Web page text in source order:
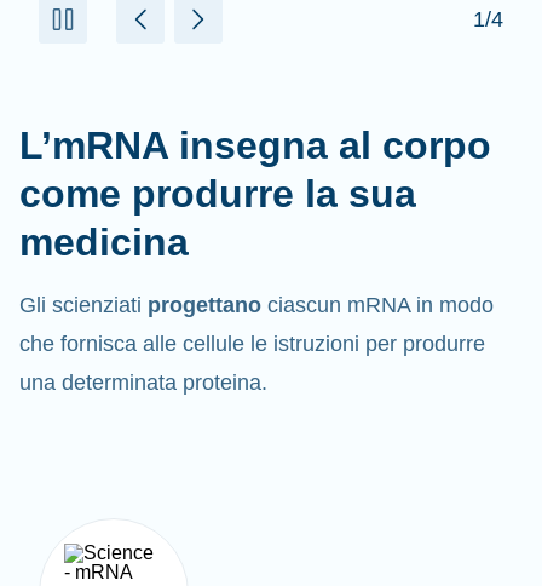
2/4
L’mRNA insegna al corpo
come produrre la sua
medicina
Gli scienziati progettano ciascun mRNA in modo
che fornisca alle cellule le istruzioni per produrre
una determinata proteina.